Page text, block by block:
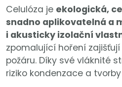
Celulóza je ekologická,
snadno aplikovatelná a
i akusticky izolační
zpomalující hoření
požáru. Díky své vláknité
riziko kondenzace a